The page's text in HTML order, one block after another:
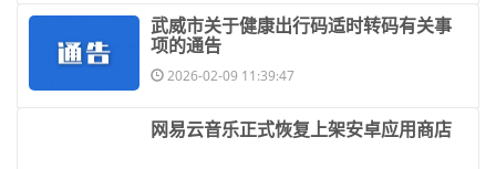
​武威市关于健康出行码适时转码有关事
项的通告
2026-02-09 11:39:47
​网易云音乐正式恢复上架安卓应用商店